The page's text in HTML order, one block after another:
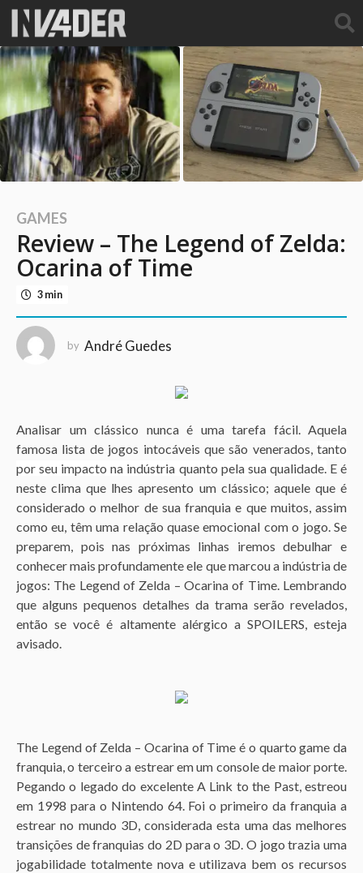
1
0
a
n
o
s
a
g
n
o
s
a
g
o
GAMES
Review – The Legend of Zelda:
Ocarina of Time
3 min
by André Guedes
Analisar um clássico nunca é uma tarefa fácil. Aquela
famosa lista de jogos intocáveis que são venerados, tanto
por seu impacto na indústria quanto pela sua qualidade. E é
neste clima que lhes apresento um clássico; aquele que é
considerado o melhor de sua franquia e que muitos, assim
como eu, têm uma relação quase emocional com o jogo. Se
preparem, pois nas próximas linhas iremos debulhar e
conhecer mais profundamente ele que marcou a indústria de
jogos: The Legend of Zelda – Ocarina of Time. Lembrando
que alguns pequenos detalhes da trama serão revelados,
então se você é altamente alérgico a SPOILERS, esteja
avisado.
The Legend of Zelda – Ocarina of Time é o quarto game da
franquia, o terceiro a estrear em um console de maior porte.
Pegando o legado do excelente A Link to the Past, estreou
em 1998 para o Nintendo 64. Foi o primeiro da franquia a
estrear no mundo 3D, considerada esta uma das melhores
transições de franquias do 2D para o 3D. O jogo trazia uma
jogabilidade totalmente nova e utilizava bem os recursos